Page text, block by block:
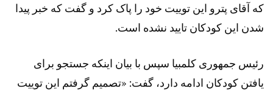
که آقای پترو این توییت خود را پاک کرد و گفت که خبر پیدا
شدن این کودکان تایید نشده است.
رئیس جمهوری کلمبیا سپس با بیان اینکه جستجو برای
یافتن کودکان ادامه دارد، گفت: «تصمیم گرفتم این توییت